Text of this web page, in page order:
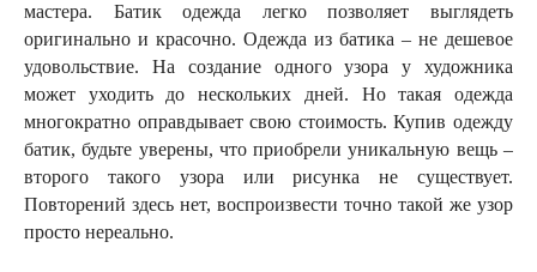
мастера. Батик одежда легко позволяет выглядеть
оригинально и красочно. Одежда из батика – не дешевое
удовольствие. На создание одного узора у художника
может уходить до нескольких дней. Но такая одежда
многократно оправдывает свою стоимость. Купив одежду
батик, будьте уверены, что приобрели уникальную вещь –
второго такого узора или рисунка не существует.
Повторений здесь нет, воспроизвести точно такой же узор
просто нереально.